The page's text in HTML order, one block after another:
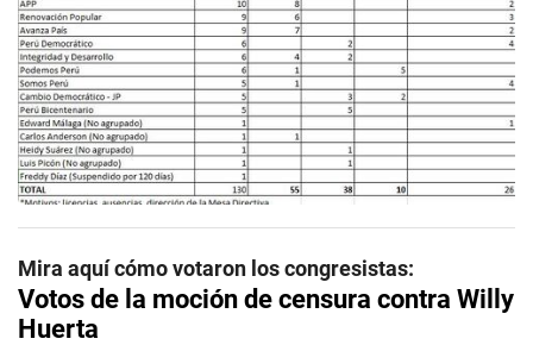
Mira aquí cómo votaron los congresistas: